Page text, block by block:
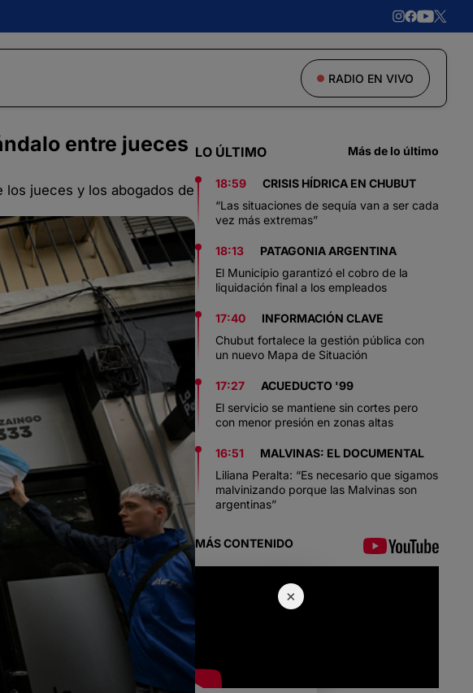
RADIO EN VIVO
×
entre jueces
los jueces y los abogados de
LO ÚLTIMO Más de lo último
18:59
CRISIS HÍDRICA EN CHUBUT
“Las situaciones de sequía van a ser cada
vez más extremas”
18:13
PATAGONIA ARGENTINA
El Municipio garantizó el cobro de la
liquidación final a los empleados
17:40
INFORMACIÓN CLAVE
Chubut fortalece la gestión pública con
un nuevo Mapa de Situación
17:27
ACUEDUCTO '99
El servicio se mantiene sin cortes pero
con menor presión en zonas altas
16:51
MALVINAS: EL DOCUMENTAL
Liliana Peralta: “Es necesario que sigamos
malvinizando porque las Malvinas son
argentinas”
MÁS CONTENIDO